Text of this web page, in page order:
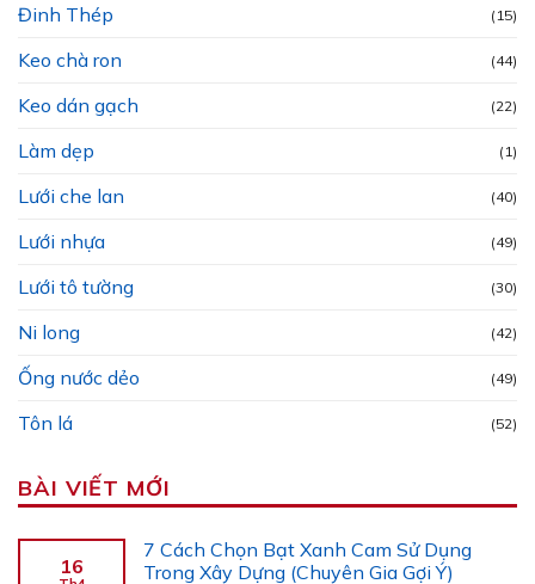
Đinh Thép (15)
Keo chà ron (44)
Keo dán gạch (22)
Làm dẹp (1)
Lưới che lan (40)
Lưới nhựa (49)
Lưới tô tường (30)
Ni long (42)
Ống nước dẻo (49)
Tôn lá (52)
BÀI VIẾT MỚI
16
7 Cách Chọn Bạt Xanh Cam Sử Dụng
Trong Xây Dựng (Chuyên Gia Gợi Ý)